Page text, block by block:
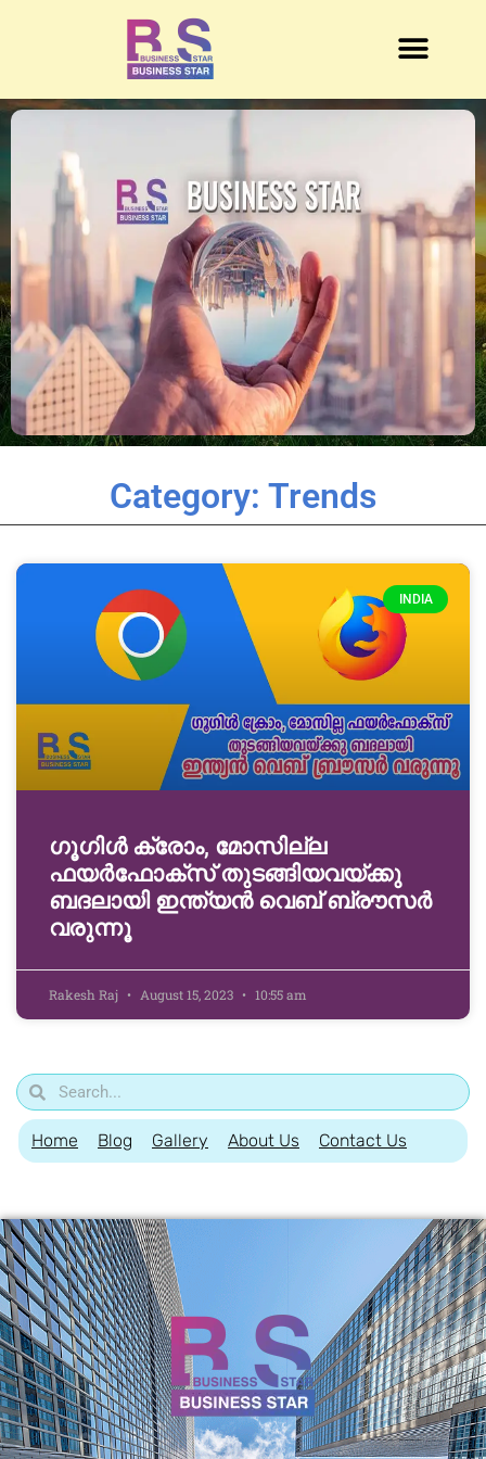
Category: Trends
INDIA
ഗൂഗിൾ ക്രോം, മോസില്ല
ഫയർഫോക്സ് തുടങ്ങിയവയ്ക്കു
ബദലായി ഇന്ത്യൻ വെബ് ബ്രൗസർ
വരുന്നൂ
Rakesh Raj August 15, 2023 10:55 am
Home Blog Gallery About Us Contact Us